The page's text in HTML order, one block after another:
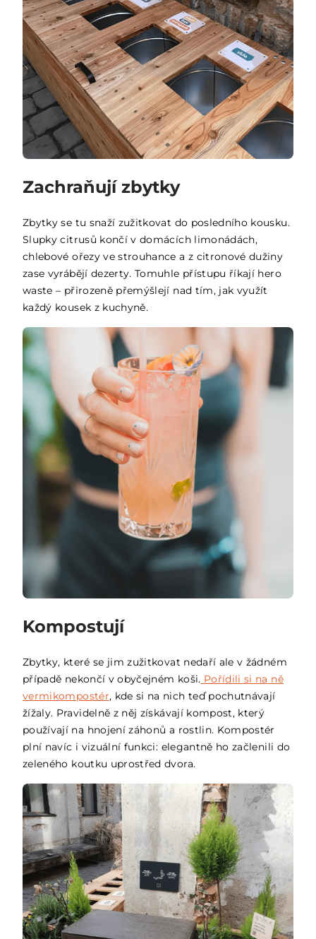
Zachraňují zbytky
Zbytky se tu snaží zužitkovat do posledního kousku.
Slupky citrusů končí v domácích limonádách,
chlebové ořezy ve strouhance a z citronové dužiny
zase vyrábějí dezerty. Tomuhle přístupu říkají hero
waste – přirozeně přemýšlejí nad tím, jak využít
každý kousek z kuchyně.
Kompostují
Zbytky, které se jim zužitkovat nedaří ale v žádném
případě nekončí v obyčejném koši. Pořídili si na ně
vermikompostér, kde si na nich teď pochutnávají
žížaly. Pravidelně z něj získávají kompost, který
používají na hnojení záhonů a rostlin. Kompostér
plní navíc i vizuální funkci: elegantně ho začlenili do
zeleného koutku uprostřed dvora.